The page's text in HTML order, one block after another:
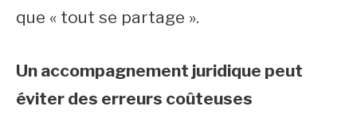
que « tout se partage ».
Un accompagnement juridique peut
éviter des erreurs coûteuses